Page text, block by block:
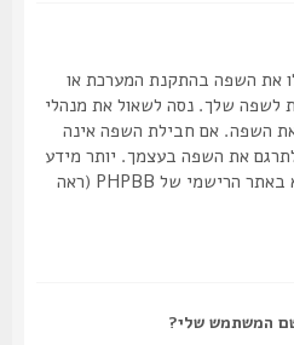
השפה בהתקנת המערכת או
שלך. נסה לשאול את מנהלי
אם חבילת השפה אינה
את השפה בעצמך. יותר מידע
אודות תירגום שפה תוכל למצוא באתר הרישמי של PHPBB (ראה
שלי?